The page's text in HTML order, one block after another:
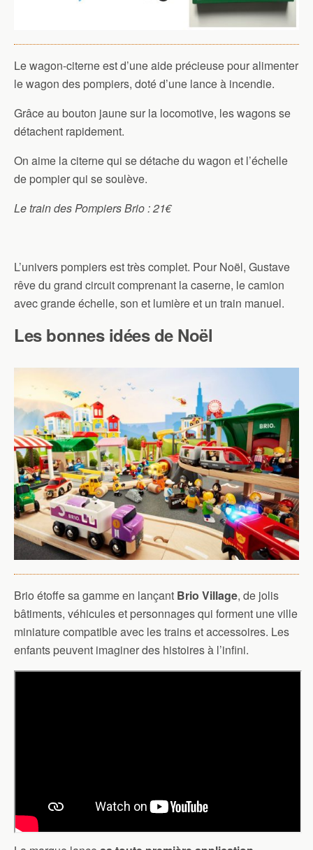
Le wagon-citerne est d’une aide précieuse pour alimenter
le wagon des pompiers, doté d’une lance à incendie.
Grâce au bouton jaune sur la locomotive, les wagons se
détachent rapidement.
On aime la citerne qui se détache du wagon et l’échelle
de pompier qui se soulève.
Le train des Pompiers Brio : 21€
L’univers pompiers est très complet. Pour Noël, Gustave
rêve du grand circuit comprenant la caserne, le camion
avec grande échelle, son et lumière et un train manuel.
Les bonnes idées de Noël
Brio étoffe sa gamme en lançant Brio Village, de jolis
bâtiments, véhicules et personnages qui forment une ville
miniature compatible avec les trains et accessoires. Les
enfants peuvent imaginer des histoires à l’infini.